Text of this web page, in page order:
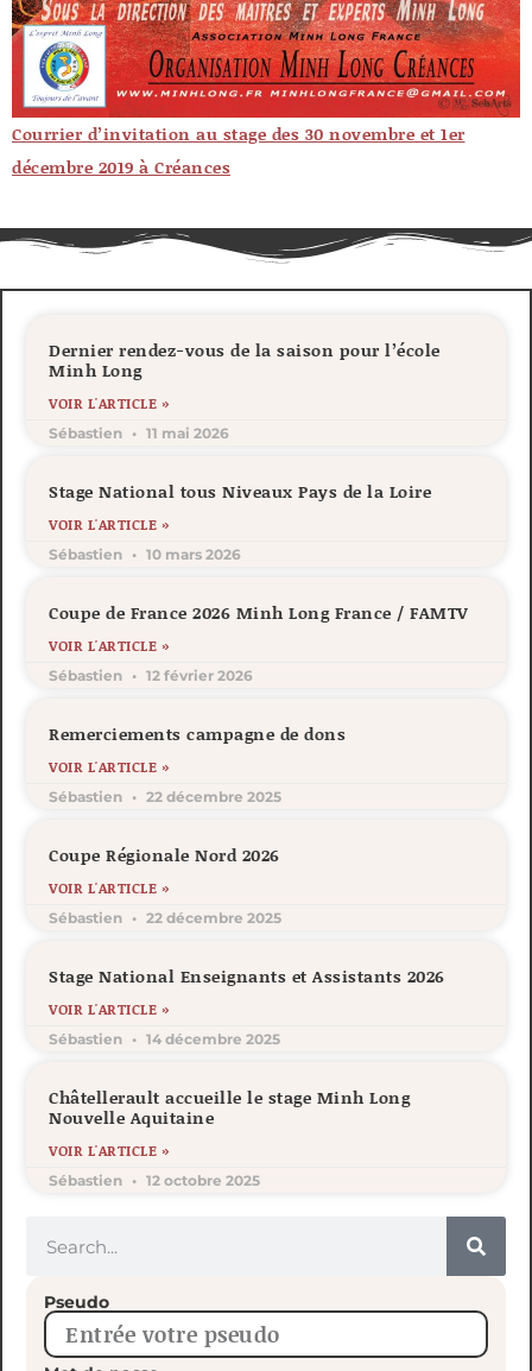
Courrier d’invitation au stage des 30 novembre et 1er
décembre 2019 à Créances
Dernier rendez-vous de la saison pour l’école
Minh Long
VOIR L'ARTICLE »
Sébastien 11 mai 2026
Stage National tous Niveaux Pays de la Loire
VOIR L'ARTICLE »
Sébastien 10 mars 2026
Coupe de France 2026 Minh Long France / FAMTV
VOIR L'ARTICLE »
Sébastien 12 février 2026
Remerciements campagne de dons
VOIR L'ARTICLE »
Sébastien 22 décembre 2025
Coupe Régionale Nord 2026
VOIR L'ARTICLE »
Sébastien 22 décembre 2025
Stage National Enseignants et Assistants 2026
VOIR L'ARTICLE »
Sébastien 14 décembre 2025
Châtellerault accueille le stage Minh Long
Nouvelle Aquitaine
VOIR L'ARTICLE »
Sébastien 12 octobre 2025
Pseudo